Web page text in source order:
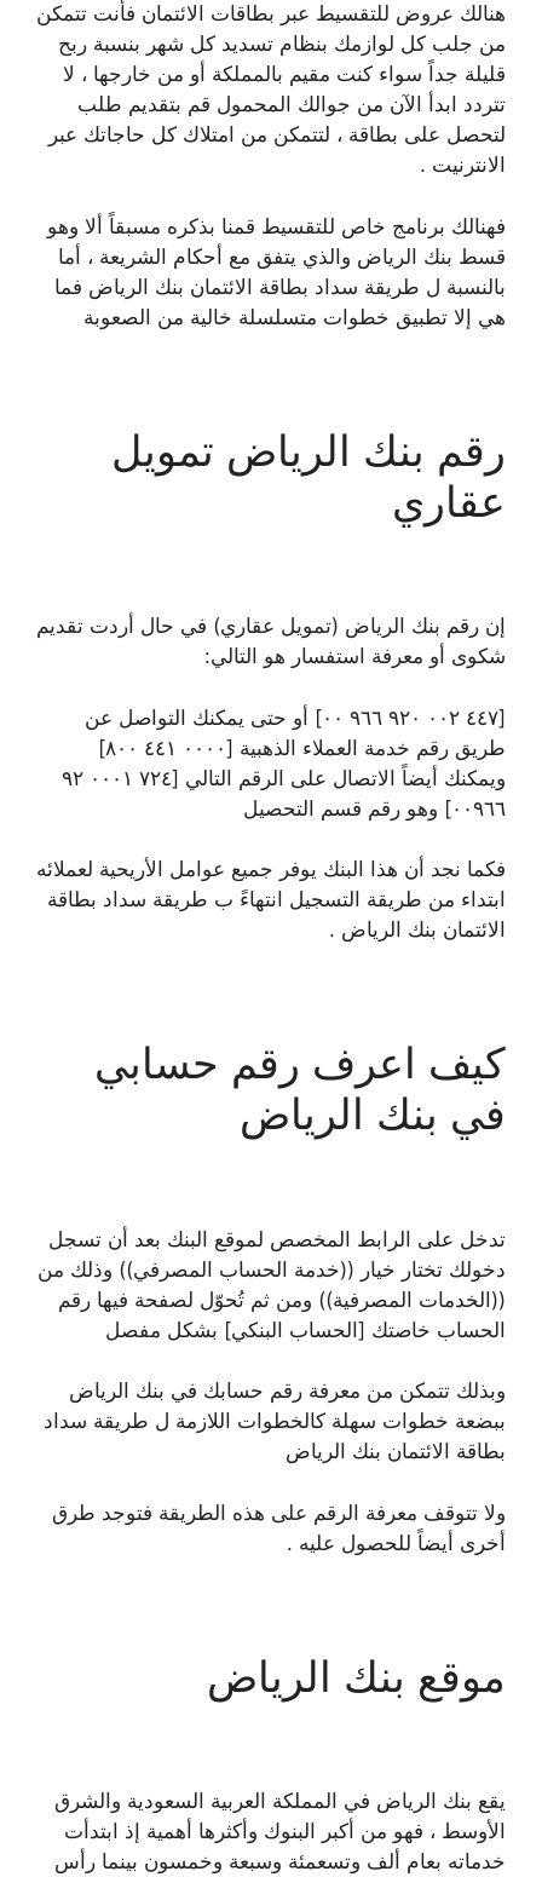
هنالك عروض للتقسيط عبر بطاقات الائتمان فأنت تتمكن
من جلب كل لوازمك بنظام تسديد كل شهر بنسبة ربح
قليلة جداً سواء كنت مقيم بالمملكة أو من خارجها ، لا
تتردد ابدأ الآن من جوالك المحمول قم بتقديم طلب
لتحصل على بطاقة ، لتتمكن من امتلاك كل حاجاتك عبر
الانترنيت .
فهنالك برنامج خاص للتقسيط قمنا بذكره مسبقاً ألا وهو
قسط بنك الرياض والذي يتفق مع أحكام الشريعة ، أما
بالنسبة ل طريقة سداد بطاقة الائتمان بنك الرياض فما
هي إلا تطبيق خطوات متسلسلة خالية من الصعوبة
رقم بنك الرياض تمويل
عقاري
إن رقم بنك الرياض (تمويل عقاري) في حال أردت تقديم
شكوى أو معرفة استفسار هو التالي:
[٤٤٧ ٠٠٢ ٩٢٠ ٩٦٦ ٠٠] أو حتى يمكنك التواصل عن
طريق رقم خدمة العملاء الذهبية [٠٠٠٠ ٤٤١ ٨٠٠]
ويمكنك أيضاً الاتصال على الرقم التالي [٧٢٤ ٠٠٠١ ٩٢
٠٠٩٦٦] وهو رقم قسم التحصيل
فكما نجد أن هذا البنك يوفر جميع عوامل الأريحية لعملائه
ابتداء من طريقة التسجيل انتهاءً ب طريقة سداد بطاقة
الائتمان بنك الرياض .
كيف اعرف رقم حسابي
في بنك الرياض
تدخل على الرابط المخصص لموقع البنك بعد أن تسجل
دخولك تختار خيار ((خدمة الحساب المصرفي)) وذلك من
((الخدمات المصرفية)) ومن ثم تُحوّل لصفحة فيها رقم
الحساب خاصتك [الحساب البنكي] بشكل مفصل
وبذلك تتمكن من معرفة رقم حسابك في بنك الرياض
ببضعة خطوات سهلة كالخطوات اللازمة ل طريقة سداد
بطاقة الائتمان بنك الرياض
ولا تتوقف معرفة الرقم على هذه الطريقة فتوجد طرق
أخرى أيضاً للحصول عليه .
موقع بنك الرياض
يقع بنك الرياض في المملكة العربية السعودية والشرق
الأوسط ، فهو من أكبر البنوك وأكثرها أهمية إذ ابتدأت
خدماته بعام ألف وتسعمئة وسبعة وخمسون بينما رأس